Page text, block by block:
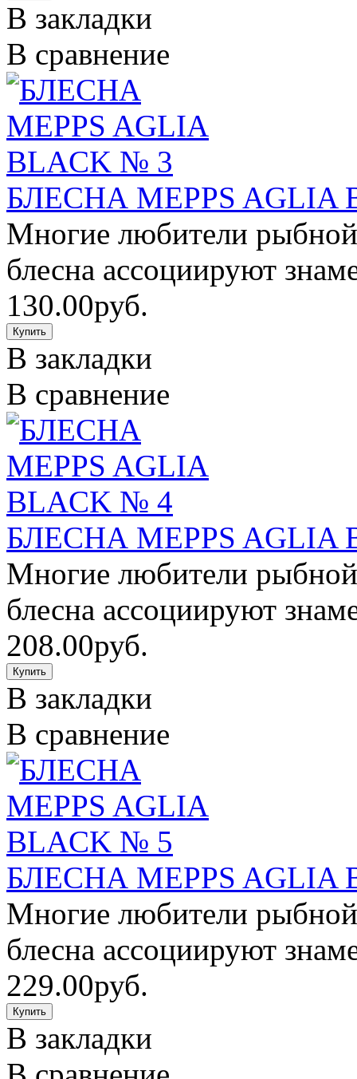
В закладки
В сравнение
БЛЕСНА MEPPS AGLIA
Многие любители
блесна ассоциируют
130.00руб.
В закладки
В сравнение
БЛЕСНА MEPPS AGLIA
Многие любители
блесна ассоциируют
208.00руб.
В закладки
В сравнение
БЛЕСНА MEPPS AGLIA
Многие любители
блесна ассоциируют
229.00руб.
В закладки